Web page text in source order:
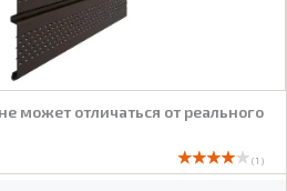
может отличаться от реального
( 1 )